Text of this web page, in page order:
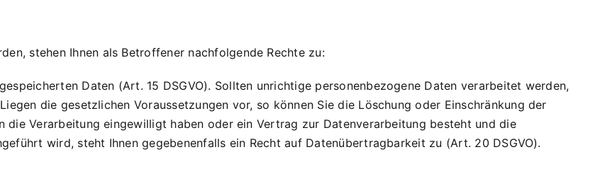
stehen Ihnen als Betroffener nachfolgende Rechte zu:
Daten (Art. 15 DSGVO). Sollten unrichtige personenbezogene Daten verarbeitet werden,
die gesetzlichen Voraussetzungen vor, so können Sie die Löschung oder Einschränkung der
die Verarbeitung eingewilligt haben oder ein Vertrag zur Datenverarbeitung besteht und die
wird, steht Ihnen gegebenenfalls ein Recht auf Datenübertragbarkeit zu (Art. 20 DSGVO).